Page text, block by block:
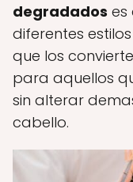
degradados es
diferentes
que los
para aquellos
sin alterar
cabello.